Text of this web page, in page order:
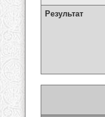
Результат